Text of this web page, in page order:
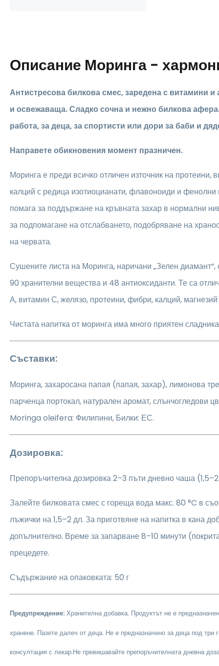
Описание Моринга -
Антистресова билкова смес, заредена с витамини и
и освежаваща. Сладко сочна и нежно билкова
работа, за деца, за спортисти или дори за баби и
Направете обикновения момент празничен.
Моринга е преди всичко отличен източник на протеини,
калций с редица изотиоцианати, флавоноиди и
помага за поддържане на кръвната захар в нормални
за подпомагане на отслабването, подобряване на
на червата.
Сушените листа на Моринга, наричани „Зелен
90 хранителни вещества и 48 антиоксиданти. Те са
А, витамин С, желязо, протеини, фибри, калций, магнезий
Чистата напитка от моринга има много приятен
Съставки:
Моринга, захаросана папая (папая, захар), лимонова
парченца портокал, натурален аромат, слънчогледови
Moringa oleifera: Филипини, Билки: ЕС.
Дозировка:
Препоръчителна дозировка 2–3 пъти дневно чаша
Залейте билковата смес с гореща вода макс. 80 °C в
лъжички на 1,5–2 дл. За приготвяне на напитка в кана
допълнително. Време за запарване 8–10 минути
прецедете.
Съдържание на опаковката: 50 г
Предупреждение: Хранителна добавка. Продуктът не е
хранене. Пазете далеч от деца. Не е предназначено за деца под три
консултация с лекар.Не превишавайте препоръчителната дневна